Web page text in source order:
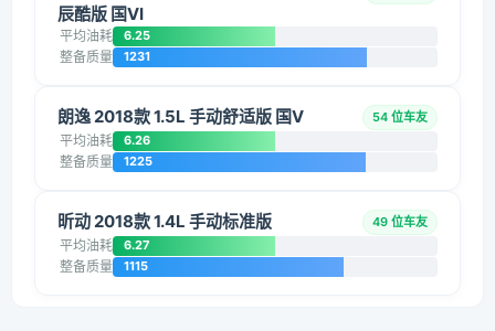
辰酷版 国VI
平均油耗 6.25
整备质量 1231
朗逸 2018款 1.5L 手动舒适版 国V 54 位车友
平均油耗 6.26
整备质量 1225
昕动 2018款 1.4L 手动标准版 49 位车友
平均油耗 6.27
整备质量 1115